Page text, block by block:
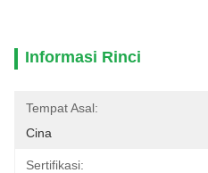
Informasi Rinci
Tempat Asal:
Cina
Sertifikasi: